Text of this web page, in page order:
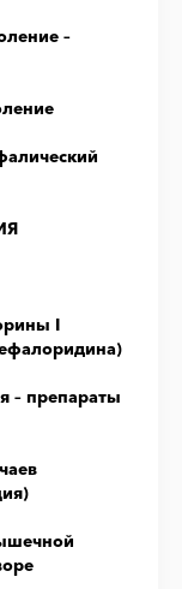
–
I
– препараты